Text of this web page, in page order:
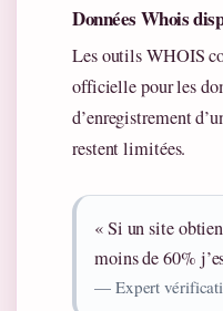
Données Whois
Les outils WHOIS
officielle pour les
d’enregistrement
restent limitées.
« Si un site
moins de 60%
— Expert